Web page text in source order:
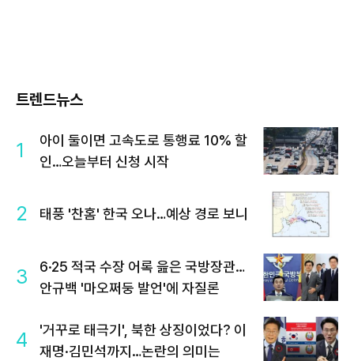
트렌드뉴스
1
아이 둘이면 고속도로 통행료 10% 할
인…오늘부터 신청 시작
2 태풍 '찬홈' 한국 오나…예상 경로 보니
3
6·25 적국 수장 어록 읊은 국방장관…
안규백 '마오쩌둥 발언'에 자질론
4
'거꾸로 태극기', 북한 상징이었다? 이
재명·김민석까지…논란의 의미는